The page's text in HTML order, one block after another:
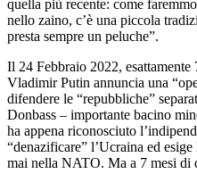
quella più recente: come
nello zaino, c’è una piccola
presta sempre un peluche”.
Il 24 Febbraio 2022, esattamente
Vladimir Putin annuncia una
difendere le “repubbliche”
Donbass – importante bacino
ha appena riconosciuto
“denazificare” l’Ucraina ed
mai nella NATO. Ma a 7 mesi di